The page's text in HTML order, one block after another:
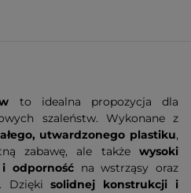
to idealna propozycja dla
szaleństw. Wykonane z
utwardzonego plastiku,
zabawę, ale także wysoki
odporność na wstrząsy oraz
Dziękisolidnej konstrukcji i